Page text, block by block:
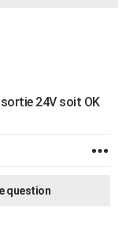
24V soit OK
question